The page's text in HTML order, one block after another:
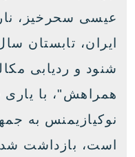
عیسی سحرخیز،
ایران، تابستان
شنود و ردیابی
همراهش"، با
نوکیازیمنس به
است، بازداشت